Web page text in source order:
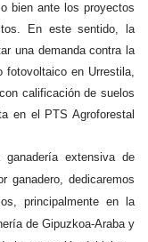
bien ante los proyectos
En este sentido, la
una demanda contra la
fotovoltaico en Urrestila,
calificación de suelos
en el PTS Agroforestal
extensiva de
ganadero, dedicaremos
principalmente en la
de Gipuzkoa-Araba y